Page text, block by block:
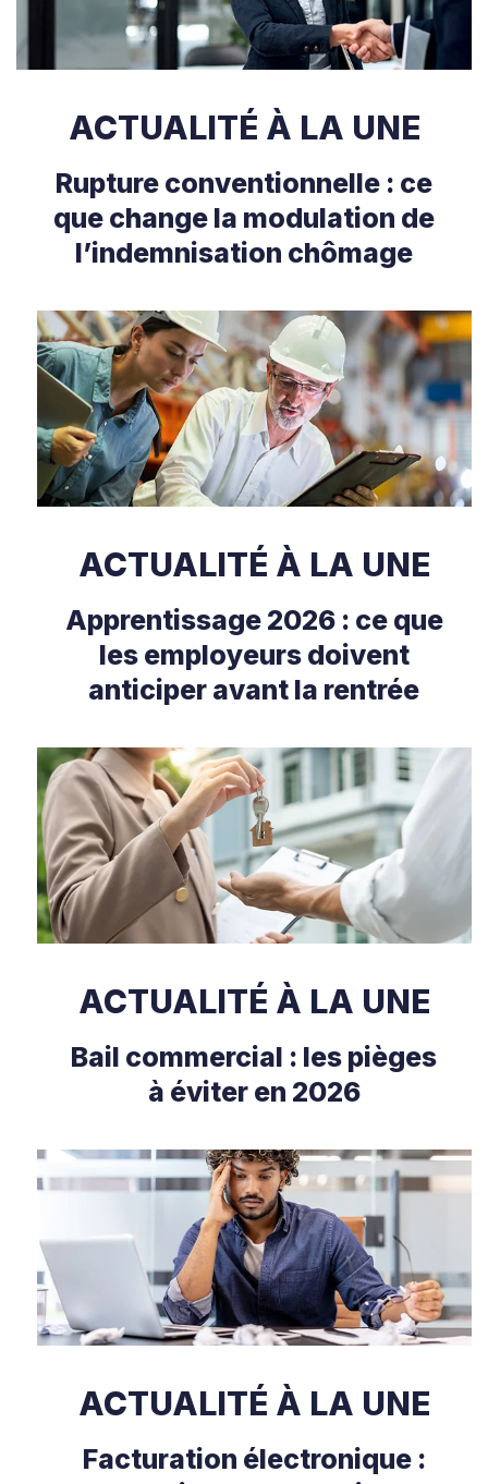
ACTUALITÉ À LA UNE
Rupture conventionnelle : ce
que change la modulation de
l’indemnisation chômage
ACTUALITÉ À LA UNE
Apprentissage 2026 : ce que
les employeurs doivent
anticiper avant la rentrée
ACTUALITÉ À LA UNE
Bail commercial : les pièges
à éviter en 2026
ACTUALITÉ À LA UNE
Facturation électronique :